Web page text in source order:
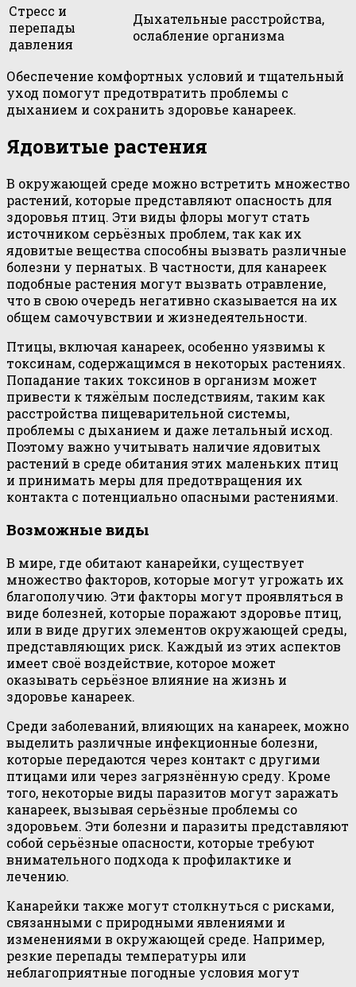
Стресс и
перепады
давления
Дыхательные расстройства,
ослабление организма
Обеспечение комфортных условий и тщательный
уход помогут предотвратить проблемы с
дыханием и сохранить здоровье канареек.
Ядовитые растения
В окружающей среде можно встретить множество
растений, которые представляют опасность для
здоровья птиц. Эти виды флоры могут стать
источником серьёзных проблем, так как их
ядовитые вещества способны вызвать различные
болезни у пернатых. В частности, для канареек
подобные растения могут вызвать отравление,
что в свою очередь негативно сказывается на их
общем самочувствии и жизнедеятельности.
Птицы, включая канареек, особенно уязвимы к
токсинам, содержащимся в некоторых растениях.
Попадание таких токсинов в организм может
привести к тяжёлым последствиям, таким как
расстройства пищеварительной системы,
проблемы с дыханием и даже летальный исход.
Поэтому важно учитывать наличие ядовитых
растений в среде обитания этих маленьких птиц
и принимать меры для предотвращения их
контакта с потенциально опасными растениями.
Возможные виды
В мире, где обитают канарейки, существует
множество факторов, которые могут угрожать их
благополучию. Эти факторы могут проявляться в
виде болезней, которые поражают здоровье птиц,
или в виде других элементов окружающей среды,
представляющих риск. Каждый из этих аспектов
имеет своё воздействие, которое может
оказывать серьёзное влияние на жизнь и
здоровье канареек.
Среди заболеваний, влияющих на канареек, можно
выделить различные инфекционные болезни,
которые передаются через контакт с другими
птицами или через загрязнённую среду. Кроме
того, некоторые виды паразитов могут заражать
канареек, вызывая серьёзные проблемы со
здоровьем. Эти болезни и паразиты представляют
собой серьёзные опасности, которые требуют
внимательного подхода к профилактике и
лечению.
Канарейки также могут столкнуться с рисками,
связанными с природными явлениями и
изменениями в окружающей среде. Например,
резкие перепады температуры или
неблагоприятные погодные условия могут